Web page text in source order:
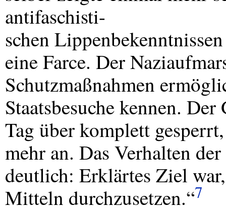
antifaschisti-
schen
eine Farce. Der
Schutzmaßnahmen
Staatsbesuche kennen.
Tag über komplett
mehr an. Das Verhalten
deutlich: Erklärtes Ziel
Mitteln durchzusetzen.“7